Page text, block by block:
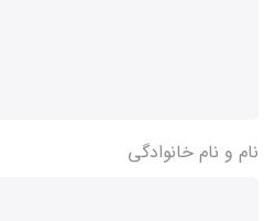
نام و نام خانوادگی